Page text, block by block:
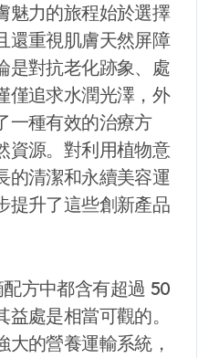
魅力的旅程始於選擇
還重視肌膚天然屏障
是對抗老化跡象、處
僅追求水潤光澤，外
一種有效的治療方
資源。對利用植物意
的清潔和永續美容運
提升了這些創新產品
方中都含有超過 50
處是相當可觀的。
的營養運輸系統，